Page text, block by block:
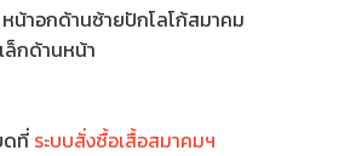
หน้าอกด้านซ้ายปักโลโก้สมาคม
ล็กด้านหน้า
ดที่ ระบบสั่งซื้อเสื้อสมาคมฯ